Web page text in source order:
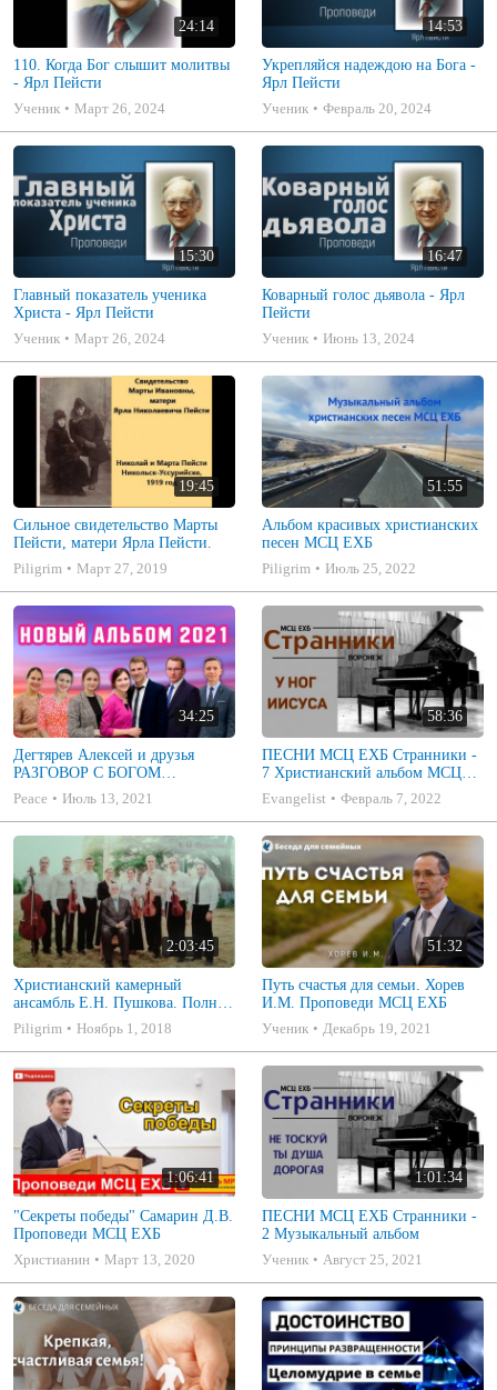
24:14
110. Когда Бог слышит молитвы
- Ярл Пейсти
Ученик
Март 26, 2024
14:53
Укрепляйся надеждою на Бога -
Ярл Пейсти
Ученик
Февраль 20, 2024
15:30
Главный показатель ученика
Христа - Ярл Пейсти
Ученик
Март 26, 2024
16:47
Коварный голос дьявола - Ярл
Пейсти
Ученик
Июнь 13, 2024
19:45
Сильное свидетельство Марты
Пейсти, матери Ярла Пейсти.
Piligrim
Март 27, 2019
51:55
Альбом красивых христианских
песен МСЦ ЕХБ
Piligrim
Июль 25, 2022
34:25
Дегтярев Алексей и друзья
РАЗГОВОР С БОГОМ
Христианские песни МСЦ ЕХБ
2021 (7я)
Peace Июль 13, 2021
58:36
ПЕСНИ МСЦ ЕХБ Странники -
7 Христианский альбом МСЦ
ЕХБ
Evangelist Февраль 7, 2022
2:03:45
Христианский камерный
ансамбль Е.Н. Пушкова. Полное
собрание
Piligrim Ноябрь 1, 2018
51:32
Путь счастья для семьи. Хорев
И.М. Проповеди МСЦ ЕХБ
Ученик
Декабрь 19, 2021
1:06:41
"Секреты победы" Самарин Д.В.
Проповеди МСЦ ЕХБ
Христианин
Март 13, 2020
1:01:34
ПЕСНИ МСЦ ЕХБ Странники -
2 Музыкальный альбом
Ученик
Август 25, 2021